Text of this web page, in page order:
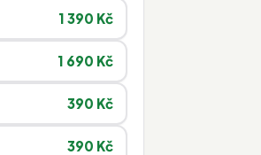
1 390 Kč
1 690 Kč
390 Kč
390 Kč